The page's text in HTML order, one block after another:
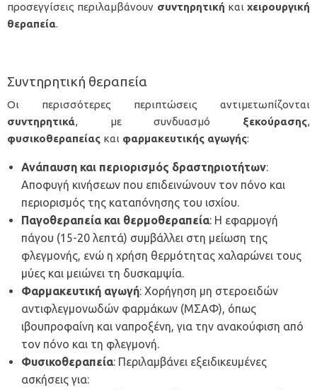
προσεγγίσεις περιλαμβάνουν συντηρητική και χειρουργική
θεραπεία.
Συντηρητική θεραπεία
Οι περισσότερες περιπτώσεις αντιμετωπίζονται
συντηρητικά, με συνδυασμό ξεκούρασης,
φυσικοθεραπείας και φαρμακευτικής αγωγής:
Ανάπαυση και περιορισμός δραστηριοτήτων:
Αποφυγή κινήσεων που επιδεινώνουν τον πόνο και
περιορισμός της καταπόνησης του ισχίου.
Παγοθεραπεία και θερμοθεραπεία: Η εφαρμογή
πάγου (15-20 λεπτά) συμβάλλει στη μείωση της
φλεγμονής, ενώ η χρήση θερμότητας χαλαρώνει τους
μύες και μειώνει τη δυσκαμψία.
Φαρμακευτική αγωγή: Χορήγηση μη στεροειδών
αντιφλεγμονωδών φαρμάκων (ΜΣΑΦ), όπως
ιβουπροφαίνη και ναπροξένη, για την ανακούφιση από
τον πόνο και τη φλεγμονή.
Φυσικοθεραπεία: Περιλαμβάνει εξειδικευμένες
ασκήσεις για: